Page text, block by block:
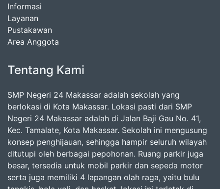
Informasi
Layanan
Pustakawan
Area Anggota
Tentang Kami
SMP Negeri 24 Makassar adalah sekolah yang
berlokasi di Kota Makassar. Lokasi pasti dari SMP
Negeri 24 Makassar adalah di Jalan Baji Gau No. 41,
Kec. Tamalate, Kota Makassar. Sekolah ini mengusung
konsep penghijauan, sehingga hampir seluruh wilayah
ditutupi oleh berbagai pepohonan. Ruang parkir juga
besar, tersedia untuk mobil parkir dan sepeda motor
serta juga memiliki 4 lapangan olah raga, yaitu bulu